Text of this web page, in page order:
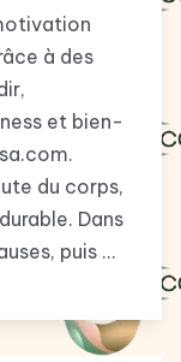
à des
et bien-
du corps,
Dans
puis …